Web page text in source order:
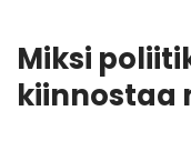
Miksi
kiinnostaa